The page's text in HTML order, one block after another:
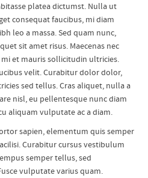
platea dictumst. Nulla ut
consequat faucibus, mi diam
leo a massa. Sed quam nunc,
sit amet risus. Maecenas nec
et mauris sollicitudin ultricies.
velit. Curabitur dolor dolor,
sed tellus. Cras aliquet, nulla a
nisl, eu pellentesque nunc diam
aliquam vulputate ac a diam.
sapien, elementum quis semper
Curabitur cursus vestibulum
semper tellus, sed
vulputate varius quam.